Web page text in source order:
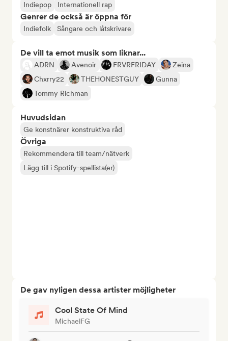
Indiepop Internationell rap
Genrer de också är öppna för
Indiefolk Sångare och låtskrivare
De vill ta emot musik som liknar...
ADRN Avenoir FRVRFRIDAY
Zeina
Chxrry22
THEHONESTGUY
Gunna
Tommy Richman
Huvudsidan
Ge konstnärer konstruktiva råd
Övriga
Rekommendera till team/nätverk
Lägg till i Spotify-spellista(er)
De gav nyligen dessa artister möjligheter
Cool State Of Mind
MichaelFG